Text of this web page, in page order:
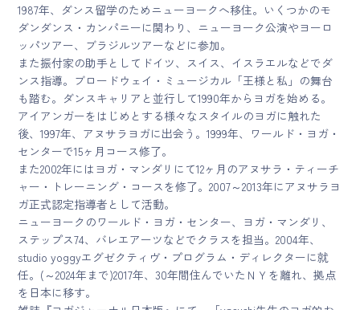
1987年、ダンス留学のためニューヨークへ移住。いくつかのモ
ダンダンス・カンパニーに関わり、ニューヨーク公演やヨーロ
ッパツアー、ブラジルツアーなどに参加。
また振付家の助手としてドイツ、スイス、イスラエルなどでダ
ンス指導。ブロードウェイ・ミュージカル「王様と私」の舞台
も踏む。ダンスキャリアと並行して1990年からヨガを始める。
アイアンガーをはじめとする様々なスタイルのヨガに触れた
後、1997年、アヌサラヨガに出会う。1999年、ワールド・ヨガ・
センターで15ヶ月コース修了。
また2002年にはヨガ・マンダリにて12ヶ月のアヌサラ・ティーチ
ャー・トレーニング・コースを修了。2007～2013年にアヌサラヨ
ガ正式認定指導者として活動。
ニューヨークのワールド・ヨガ・センター、ヨガ・マンダリ、
ステップス74、バレエアーツなどでクラスを担当。2004年、
studio yoggyエグゼクティヴ・プログラム・ディレクターに就
任。(～2024年まで)2017年、30年間住んでいたＮＹを離れ、拠点
を日本に移す。